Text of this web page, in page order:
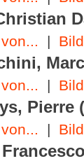
|
|
Pierre
|